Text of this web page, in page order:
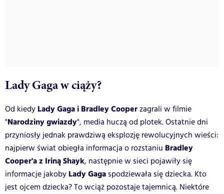
Lady Gaga w ciąży?
Od kiedy Lady Gaga i Bradley Cooperzagrali w filmie
"Narodziny gwiazdy", media huczą od plotek. Ostatnie dni
przyniosły jednak prawdziwą eksplozję rewolucyjnych wieści:
najpierw świat obiegła informacja o rozstaniu Bradley
Cooper'a z Iriną Shayk, następnie w sieci pojawiły się
informacje jakoby Lady Gaga spodziewała się dziecka. Kto
jest ojcem dziecka? To wciąż pozostaje tajemnicą. Niektóre